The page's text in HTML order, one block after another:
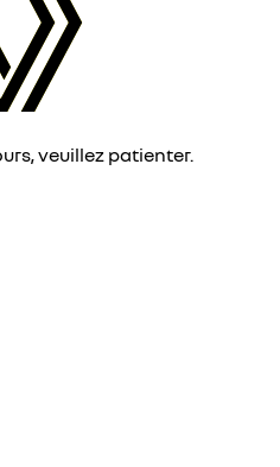
veuillez patienter.